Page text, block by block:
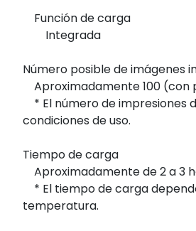
Función de carga
Integrada
Número posible de imágenes
Aproximadamente 100 (con
* El número de impresiones
condiciones de uso.
Tiempo de carga
Aproximadamente de 2 a 3
* El tiempo de carga
temperatura.